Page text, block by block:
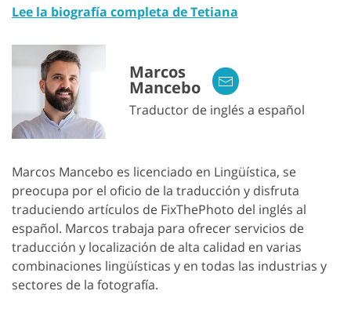
Lee la biografía completa de Tetiana
Marcos
Mancebo
Traductor de inglés a español
Marcos Mancebo es licenciado en Lingüística, se
preocupa por el oficio de la traducción y disfruta
traduciendo artículos de FixThePhoto del inglés al
español. Marcos trabaja para ofrecer servicios de
traducción y localización de alta calidad en varias
combinaciones lingüísticas y en todas las industrias y
sectores de la fotografía.